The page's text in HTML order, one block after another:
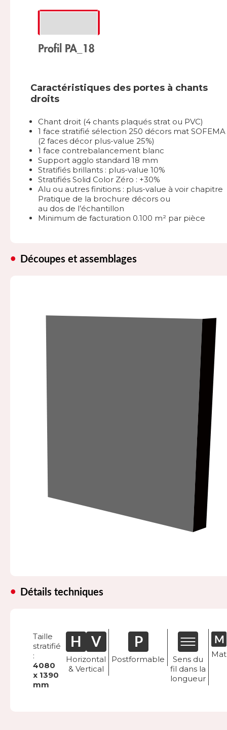
Caractéristiques des portes à chants
droits
Chant droit (4 chants plaqués strat ou PVC)
1 face stratifié sélection 250 décors mat SOFEMA
(2 faces décor plus-value 25%)
1 face contrebalancement blanc
Support agglo standard 18 mm
Stratifiés brillants : plus-value 10%
Stratifiés Solid Color Zéro : +30%
Alu ou autres finitions : plus-value à voir chapitre
Pratique de la brochure décors ou
au dos de l’échantillon
Minimum de facturation 0.100 m² par pièce
Découpes et assemblages
Détails techniques
Taille
stratifié
:
4080
x 1390
mm
Horizontal
& Vertical
Postformable
Sens du
fil dans la
longueur
Mat